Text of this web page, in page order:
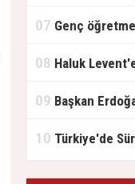
07 Genç öğretmenin
08 Haluk Levent'e 4 daire
09 Başkan Erdoğan'dan yeni kredi
10 Türkiye'de Sürücüsüz